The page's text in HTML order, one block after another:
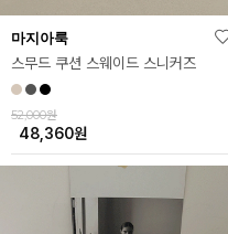
마지아룩
스무드 쿠션 스웨이드 스니커즈
52,000원
48,360원